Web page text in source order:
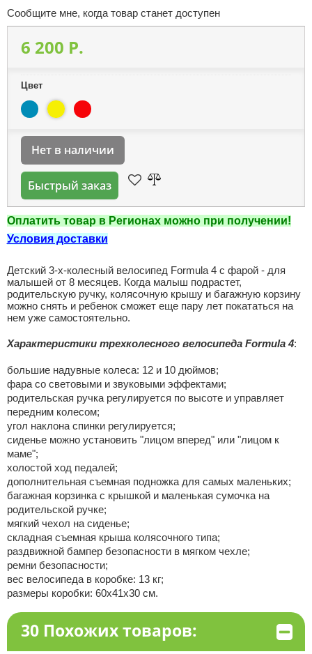
Сообщите мне, когда товар станет доступен
6 200 P.
Цвет
Нет в наличии
Быстрый заказ
Оплатить товар в Регионах можно при получении!
Условия доставки
Детский 3-х-колесный велосипед Formula 4 с фарой - для
малышей от 8 месяцев. Когда малыш подрастет,
родительскую ручку, колясочную крышу и багажную корзину
можно снять и ребенок сможет еще пару лет покататься на
нем уже самостоятельно.
Характеристики трехколесного велосипеда Formula 4:
большие надувные колеса: 12 и 10 дюймов;
фара со световыми и звуковыми эффектами;
родительская ручка регулируется по высоте и управляет
передним колесом;
угол наклона спинки регулируется;
сиденье можно установить "лицом вперед" или "лицом к
маме";
холостой ход педалей;
дополнительная съемная подножка для самых маленьких;
багажная корзинка с крышкой и маленькая сумочка на
родительской ручке;
мягкий чехол на сиденье;
складная съемная крыша колясочного типа;
раздвижной бампер безопасности в мягком чехле;
ремни безопасности;
вес велосипеда в коробке: 13 кг;
размеры коробки: 60х41х30 см.
30 Похожих товаров: